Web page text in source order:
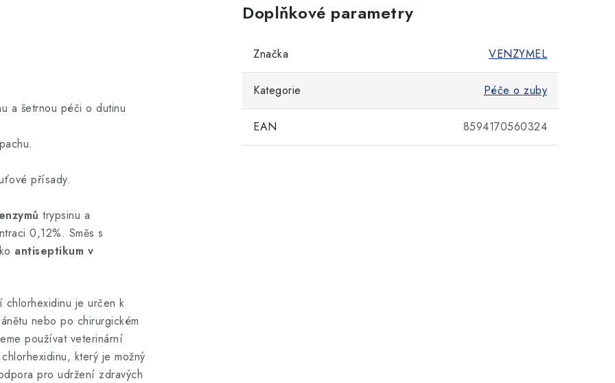
a šetrnou péči o dutinu
přísady.
trypsinu a
0,12%. Směs s
antiseptikum v
chlorhexidinu je určen k
nebo po chirurgickém
používat veterinární
který je možný
pro udržení zdravých
Doplňkové parametry
Značka VENZYMEL
Kategorie Péče o zuby
EAN 8594170560324